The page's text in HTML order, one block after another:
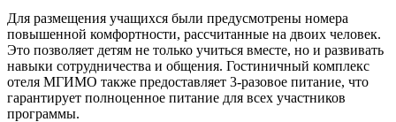
Для размещения учащихся были предусмотрены номера
повышенной комфортности, рассчитанные на двоих человек.
Это позволяет детям не только учиться вместе, но и развивать
навыки сотрудничества и общения. Гостиничный комплекс
отеля МГИМО также предоставляет 3-разовое питание, что
гарантирует полноценное питание для всех участников
программы.